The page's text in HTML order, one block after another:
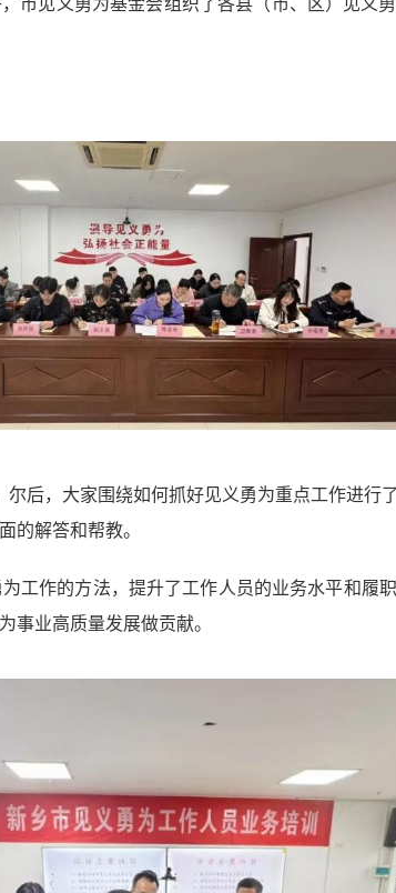
市见义勇为基金会组织了各县（市、区）见义
后，大家围绕如何抓好见义勇为重点工作进行
的解答和帮教。
工作的方法，提升了工作人员的业务水平和履
事业高质量发展做贡献。